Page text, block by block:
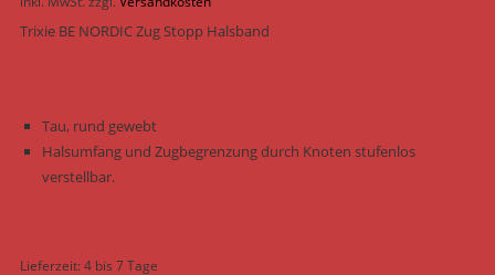
Trixie BE NORDIC Zug Stopp Halsband
Tau, rund gewebt
Halsumfang und Zugbegrenzung durch Knoten stufenlos
verstellbar.
Lieferzeit:4 bis 7 Tage